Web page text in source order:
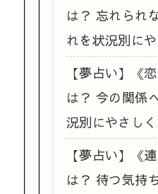
は？ 忘れられ
れを状況別に
【夢占い】《
は？ 今の関係
況別にやさし
【夢占い】《
は？ 待つ気持